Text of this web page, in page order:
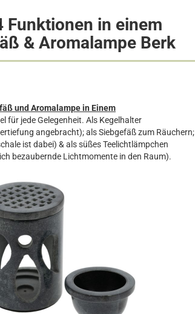
Funktionen in einem
& Aromalampe Berk
und Aromalampe in Einem
für jede Gelegenheit. Als Kegelhalter
angebracht); als Siebgefäß zum Räuchern;
ist dabei) & als süßes Teelichtlämpchen
bezaubernde Lichtmomente in den Raum).